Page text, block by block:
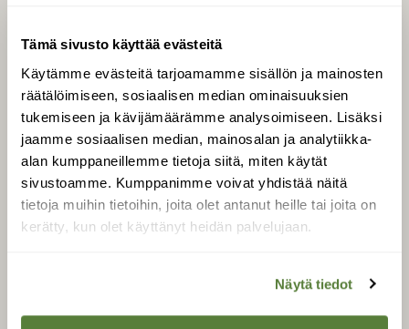
Tämä sivusto käyttää evästeitä
Käytämme evästeitä tarjoamamme sisällön ja mainosten
räätälöimiseen, sosiaalisen median ominaisuuksien
tukemiseen ja kävijämäärämme analysoimiseen. Lisäksi
jaamme sosiaalisen median, mainosalan ja analytiikka-
alan kumppaneillemme tietoja siitä, miten käytät
sivustoamme. Kumppanimme voivat yhdistää näitä
tietoja muihin tietoihin, joita olet antanut heille tai joita on
kerätty, kun olet käyttänyt heidän palvelujaan.
Näytä tiedot
SUOMEN LUONNON­
SUOJELU­LIITTO
Suomen Luonto -lehden
kustantaja onSuomen
luonnonsuojelu­liitto.